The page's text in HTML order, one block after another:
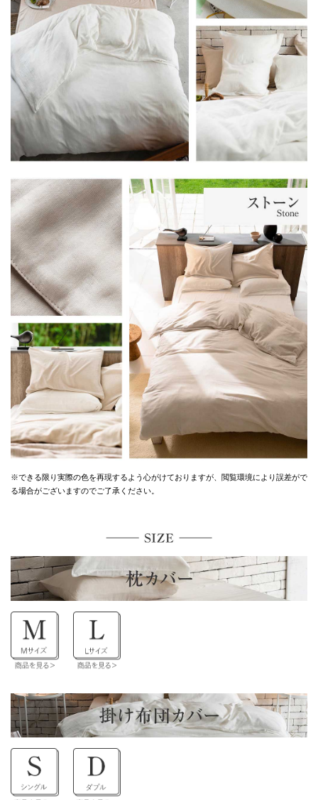
※できる限り実際の色を再現するよう心がけておりますが、 閲覧環境により誤差がで
る場合がございますのでご了承ください。